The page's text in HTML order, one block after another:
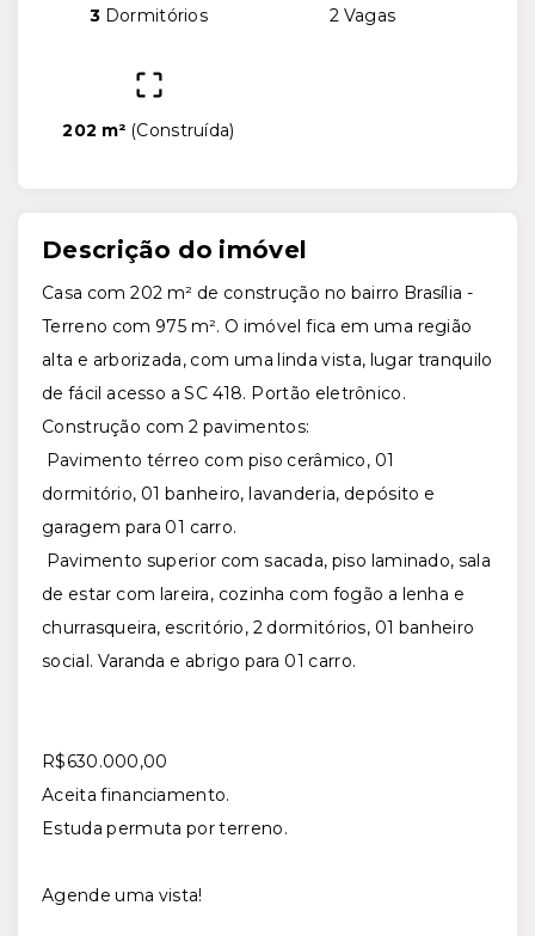
3 Dormitórios 2 Vagas
202 m² (Construída)
Descrição do imóvel
Casa com 202 m² de construção no bairro Brasília -
Terreno com 975 m². O imóvel fica em uma região
alta e arborizada, com uma linda vista, lugar tranquilo
de fácil acesso a SC 418. Portão eletrônico.
Construção com 2 pavimentos:
Pavimento térreo com piso cerâmico, 01
dormitório, 01 banheiro, lavanderia, depósito e
garagem para 01 carro.
Pavimento superior com sacada, piso laminado, sala
de estar com lareira, cozinha com fogão a lenha e
churrasqueira, escritório, 2 dormitórios, 01 banheiro
social. Varanda e abrigo para 01 carro.
R$630.000,00
Aceita financiamento.
Estuda permuta por terreno.
Agende uma vista!